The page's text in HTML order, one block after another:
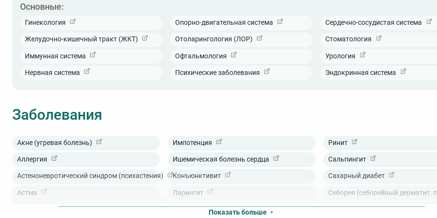
физиотерапевтическое отделение;
кабинет мануальной терапии;
кабинет дерматовенеролога;
кабинет офтальмолога.
Санаторий «Виктория» единственный в Ессентуках имеет собственные бальнеологическую и грязелечебницу с
карбокситерапия;
цифровая дерматоскопия;
лечебные ванны и души;
кедровая бочка (аромасауна);
употребление минеральной воды;
горизонтальное подводное вытяжение позвоночника;
Все процедуры уже включены в стоимость путевки — доплачивать не придется. В 2021 году оздоровительный
комплекс прошел полную реновацию — было обновлено диагностическое и терапевтическое оборудование, чтобы
обследования были точными, а лечение еще более эффективным.
Основные:
Гинекология
Желудочно-кишечный тракт (ЖКТ)
Иммунная система
Нервная система
Опорно-двигательная система
Отоларингология (ЛОР)
Офтальмология
Психические заболевания
Сердечно-сосудистая система
Стоматология
Урология
Эндокринная система
Заболевания
Акне (угревая болезнь)
Аллергия
Астеноневротический синдром (психастения)
Астма
Атеросклероз
Импотенция
Ишемическая болезнь сердца
Конъюнктивит
Ларингит
Мочекаменная болезнь
Ринит
Сальпингит
Сахарный диабет
Себорея (себорейный дерматит,
Синдром раздраженного
Показать больше